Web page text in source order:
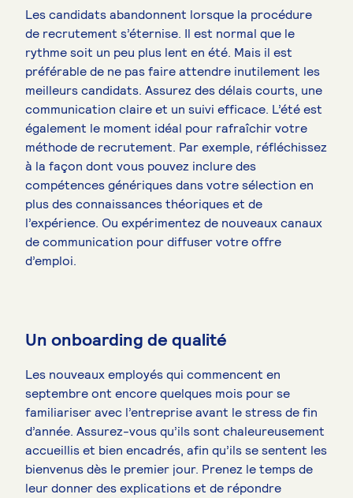
Les candidats abandonnent lorsque la procédure
de recrutement s’éternise. Il est normal que le
rythme soit un peu plus lent en été. Mais il est
préférable de ne pas faire attendre inutilement les
meilleurs candidats. Assurez des délais courts, une
communication claire et un suivi efficace. L’été est
également le moment idéal pour rafraîchir votre
méthode de recrutement. Par exemple, réfléchissez
à la façon dont vous pouvez inclure des
compétences génériques dans votre sélection en
plus des connaissances théoriques et de
l’expérience. Ou expérimentez de nouveaux canaux
de communication pour diffuser votre offre
d’emploi.
Un onboarding de qualité
Les nouveaux employés qui commencent en
septembre ont encore quelques mois pour se
familiariser avec l’entreprise avant le stress de fin
d’année. Assurez-vous qu’ils sont chaleureusement
accueillis et bien encadrés, afin qu’ils se sentent les
bienvenus dès le premier jour. Prenez le temps de
leur donner des explications et de répondre